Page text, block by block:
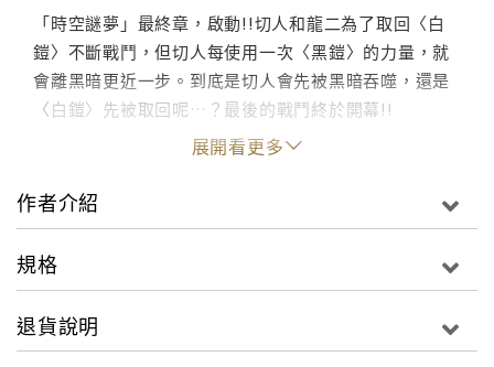
「時空謎夢」最終章，啟動!!切人和龍二為了取回〈白
鎧〉不斷戰鬥，但切人每使用一次〈黑鎧〉的力量，就
會離黑暗更近一步。到底是切人會先被黑暗吞噬，還是
〈白鎧〉先被取回呢…？最後的戰鬥終於開幕!!
展開看更多
作者介紹
規格
退貨說明